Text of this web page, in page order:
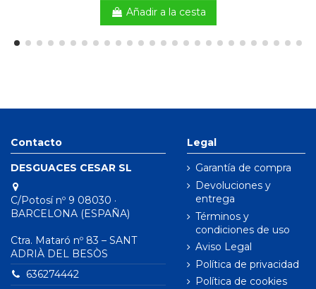
Añadir a la cesta
Contacto
DESGUACES CESAR SL
C/Potosí nº 9 08030 ·
BARCELONA (ESPAÑA)
Ctra. Mataró nº 83 – SANT
ADRIÀ DEL BESÒS
636274442
Legal
Garantía de compra
Devoluciones y
entrega
Términos y
condiciones de uso
Aviso Legal
Política de privacidad
Política de cookies